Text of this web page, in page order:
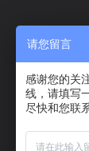
阁楼
流利
模具
悬臂
请您留言
感谢您的关
线，请填写
尽快和您联系